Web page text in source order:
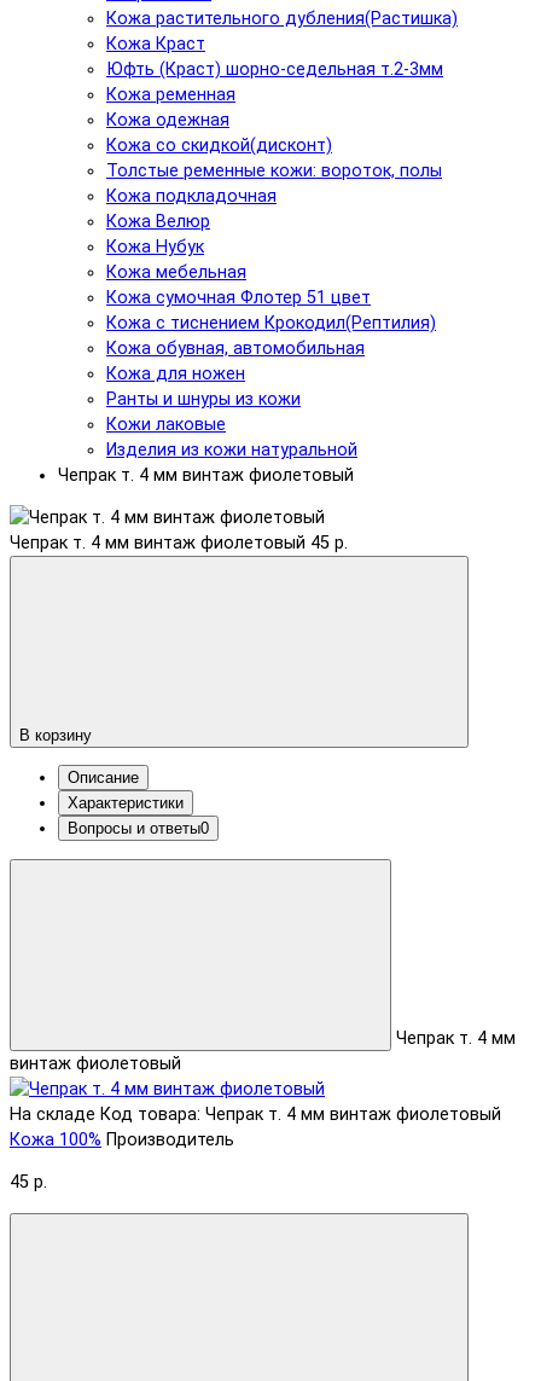
Кожа растительного дубления(Растишка)
Кожа Краст
Юфть (Краст) шорно-седельная т.2-3мм
Кожа ременная
Кожа одежная
Кожа со скидкой(дисконт)
Толстые ременные кожи: вороток, полы
Кожа подкладочная
Кожа Велюр
Кожа Нубук
Кожа мебельная
Кожа сумочная Флотер 51 цвет
Кожа с тиснением Крокодил(Рептилия)
Кожа обувная, автомобильная
Кожа для ножен
Ранты и шнуры из кожи
Кожи лаковые
Изделия из кожи натуральной
Чепрак т. 4 мм винтаж фиолетовый
Чепрак т. 4 мм винтаж фиолетовый 45 р.
В корзину
Описание
Характеристики
Вопросы и ответы0
Чепрак т. 4 мм
винтаж фиолетовый
На складе Код товара: Чепрак т. 4 мм винтаж фиолетовый
Кожа 100% Производитель
45 р.